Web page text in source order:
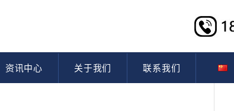
资讯中心 关于我们 联系我们